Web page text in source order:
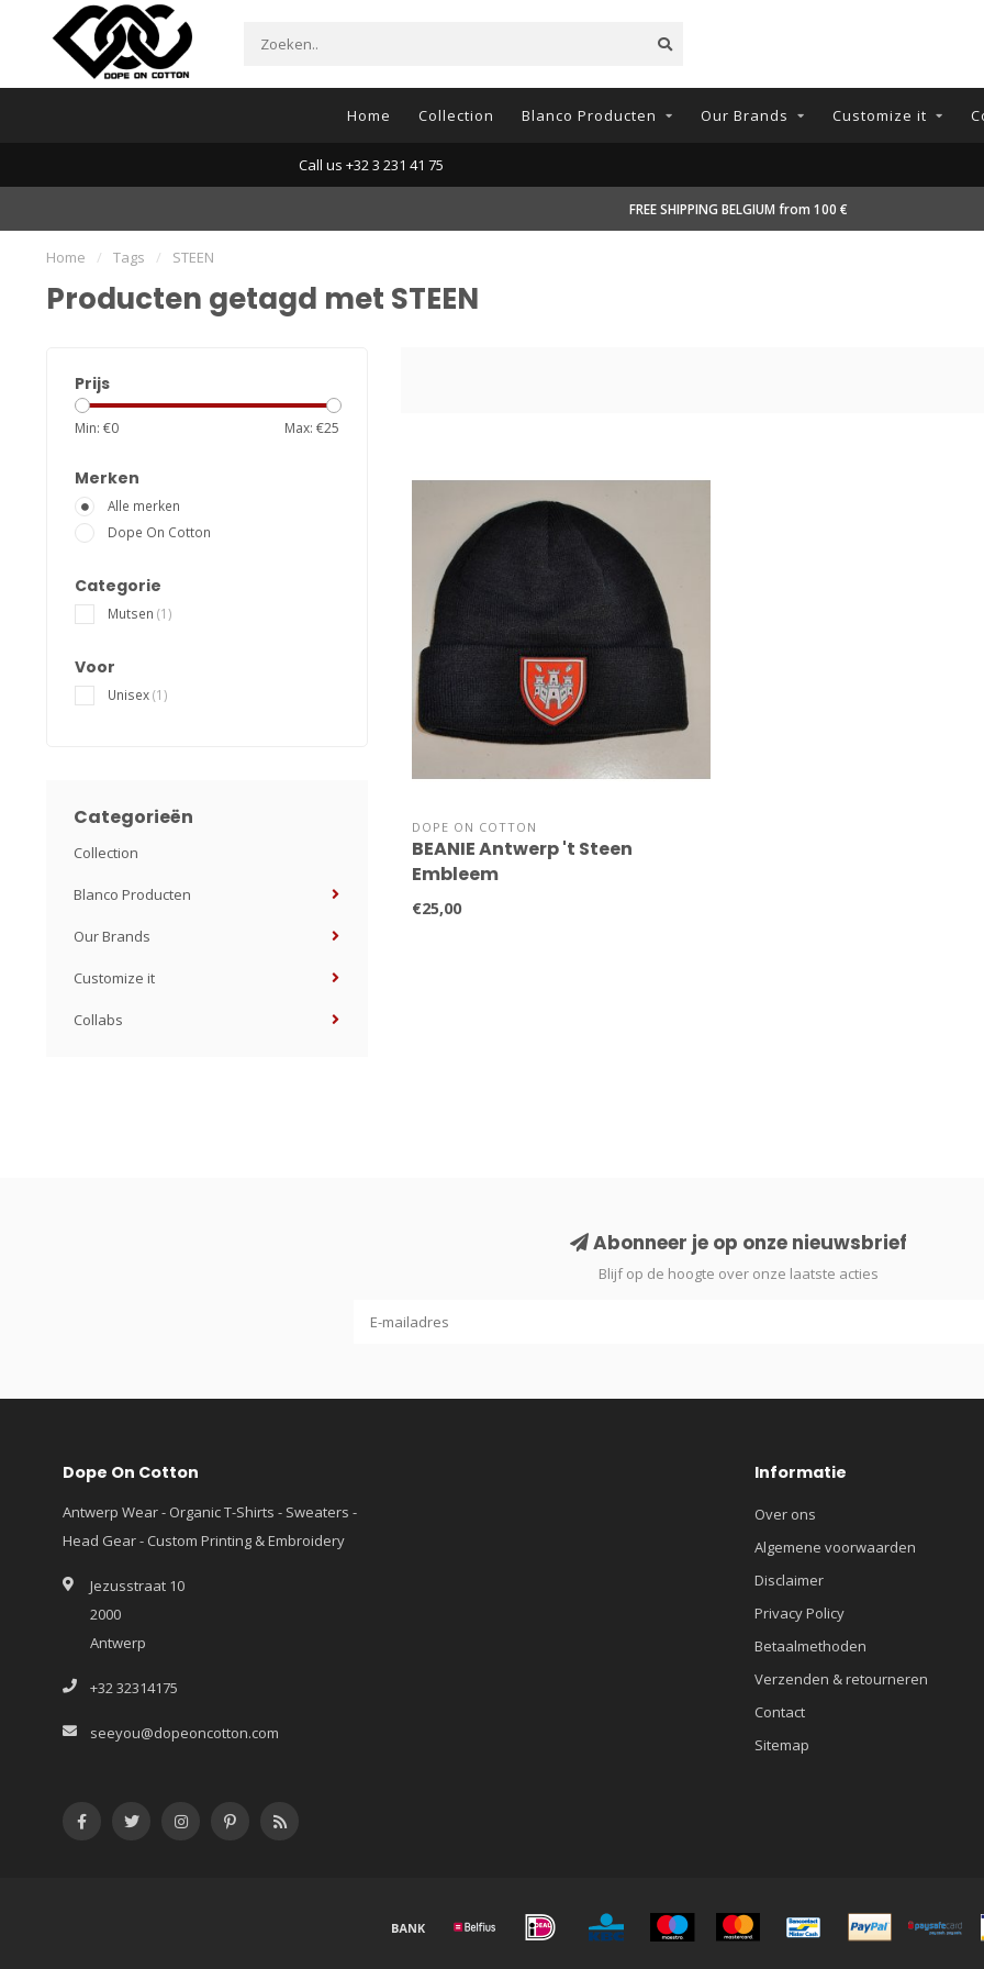
Home Collection Blanco Producten Our Brands Customize it
Call us +32 3 231 41 75
FREE SHIPPING BELGIUM from 100 €
Home / Tags / STEEN
Producten getagd met STEEN
Prijs
Min: €0 Max: €25
Merken
Alle merken
Dope On Cotton
Categorie
Mutsen (1)
Voor
Unisex(1)
Categorieën
Collection
Blanco Producten
Our Brands
Customize it
Collabs
DOPE ON COTTON
BEANIE Antwerp 't Steen
Embleem
€25,00
Abonneer je op onze nieuwsbrief
Blijf op de hoogte over onze laatste acties
Dope On Cotton
Antwerp Wear - Organic T-Shirts - Sweaters -
Head Gear - Custom Printing & Embroidery
Jezusstraat 10
2000
Antwerp
+32 32314175
seeyou@dopeoncotton.com
Informatie
Over ons
Algemene voorwaarden
Disclaimer
Privacy Policy
Betaalmethoden
Verzenden & retourneren
Contact
Sitemap